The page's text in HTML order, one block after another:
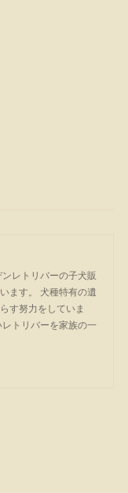
レトリバーの子犬販
ます。 犬種特有の遺
す努力をしていま
トリバーを家族の一